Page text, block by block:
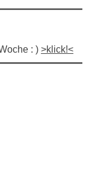
: )>klick!<